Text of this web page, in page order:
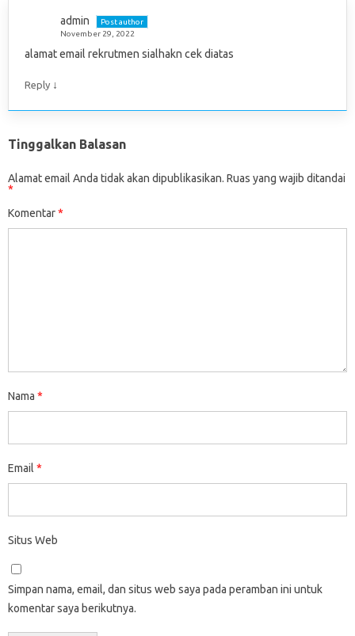
admin
Post author
November 29, 2022
alamat email rekrutmen sialhakn cek diatas
Reply ↓
Tinggalkan Balasan
Alamat email Anda tidak akan dipublikasikan. Ruas yang wajib ditandai
*
Komentar*
Nama *
Email *
Situs Web
Simpan nama, email, dan situs web saya pada peramban ini untuk
komentar saya berikutnya.